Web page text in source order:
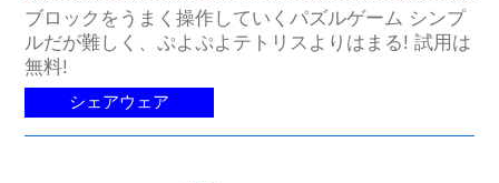
ブロックをうまく操作していくパズルゲーム シンプ
ルだが難しく、ぷよぷよテトリスよりはまる! 試用は
無料!
シェアウェア